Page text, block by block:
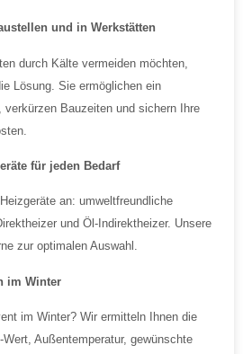
und in Werkstätten
durch Kälte vermeiden möchten,
Lösung. Sie ermöglichen ein
verkürzen Bauzeiten und sichern Ihre
für jeden Bedarf
an: umweltfreundliche
und Öl-Indirektheizer. Unsere
zur optimalen Auswahl.
im Winter
im Winter? Wir ermitteln Ihnen die
Außentemperatur, gewünschte